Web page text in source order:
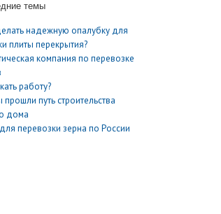
темы
надежную опалубку для
плиты перекрытия?
компания по перевозке
работу?
путь строительства
дома
перевозки зерна по России